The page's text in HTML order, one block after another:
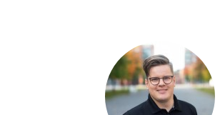
Finland